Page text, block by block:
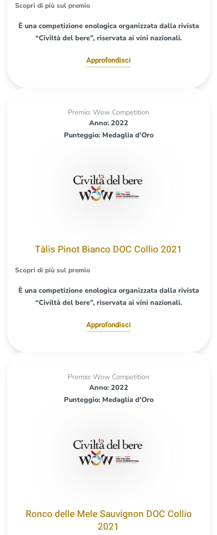
Scopri di più sul premio
È una competizione enologica organizzata dalla rivista
“Civiltà del bere”, riservata ai vini nazionali.
Approfondisci
Premio: Wow Competition
Anno: 2022
Punteggio: Medaglia d'Oro
Tàlis Pinot Bianco DOC Collio 2021
Scopri di più sul premio
È una competizione enologica organizzata dalla rivista
“Civiltà del bere”, riservata ai vini nazionali.
Approfondisci
Premio: Wow Competition
Anno: 2022
Punteggio: Medaglia d'Oro
Ronco delle Mele Sauvignon DOC Collio
2021